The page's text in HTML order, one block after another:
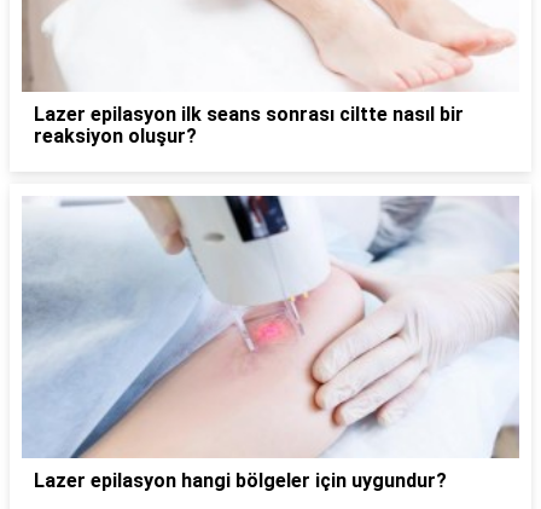
Lazer epilasyon ilk seans sonrası ciltte nasıl bir
reaksiyon oluşur?
Lazer epilasyon hangi bölgeler için uygundur?